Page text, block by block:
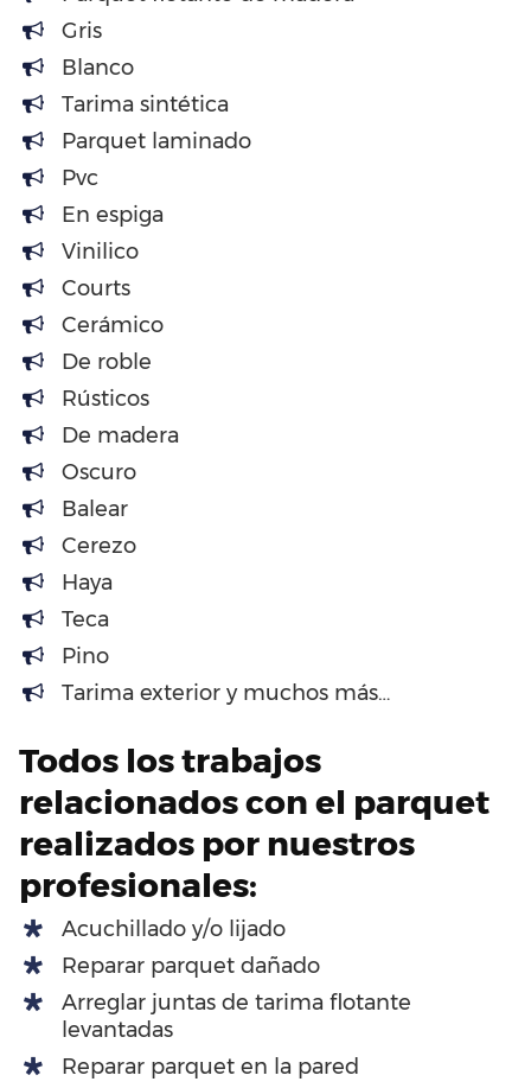
Gris
Blanco
Tarima sintética
Parquet laminado
Pvc
En espiga
Vinilico
Courts
Cerámico
De roble
Rústicos
De madera
Oscuro
Balear
Cerezo
Haya
Teca
Pino
Tarima exterior y muchos más…
Todos los trabajos
relacionados con el parquet
realizados por nuestros
profesionales:
Acuchillado y/o lijado
Reparar parquet dañado
Arreglar juntas de tarima flotante
levantadas
Reparar parquet en la pared